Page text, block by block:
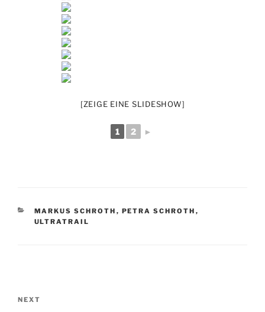
[ZEIGE EINE SLIDESHOW]
1 2 ►
CATEGORIES
MARKUS SCHROTH , PETRA SCHROTH ,
ULTRATRAIL
navigation
Next
NEXT